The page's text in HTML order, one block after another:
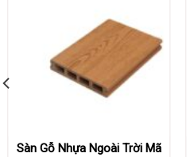
Sàn Gỗ Nhựa Ngoài Trời Mã